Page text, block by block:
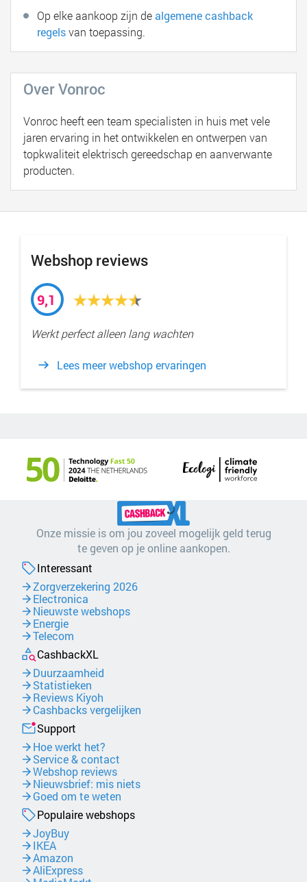
Op elke aankoop zijn dealgemene cashback
regelsvan toepassing.
Over Vonroc
Vonroc heeft een team specialisten in huis met vele
jaren ervaring in het ontwikkelen en ontwerpen van
topkwaliteit elektrisch gereedschap en aanverwante
producten.
Webshop reviews
9,1
Werkt perfect alleen lang wachten
Lees meer webshop ervaringen
Onze missie is om jou zoveel mogelijk geld terug
te geven op je online aankopen.
Interessant
Zorgverzekering 2026
Electronica
Nieuwste webshops
Energie
Telecom
CashbackXL
Duurzaamheid
Statistieken
Reviews Kiyoh
Cashbacks vergelijken
Support
Hoe werkt het?
Service & contact
Webshop reviews
Nieuwsbrief: mis niets
Goed om te weten
Populaire webshops
JoyBuy
IKEA
Amazon
AliExpress